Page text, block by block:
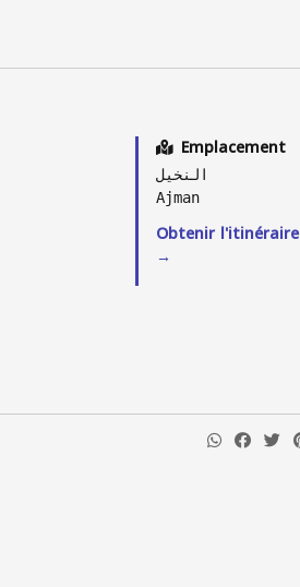
Emplacement
النخيل
Ajman
Obtenir l'itinéraire
→